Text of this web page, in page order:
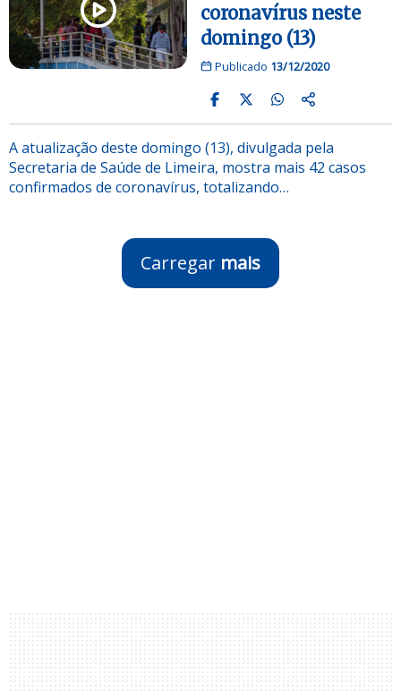
coronavírus neste
domingo (13)
Publicado 13/12/2020
A atualização deste domingo (13), divulgada pela
Secretaria de Saúde de Limeira, mostra mais 42 casos
confirmados de coronavírus, totalizando…
Carregar mais